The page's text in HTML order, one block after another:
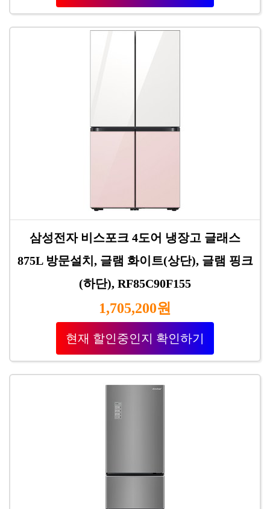
삼성전자 비스포크 4도어 냉장고 글래스
875L 방문설치, 글램 화이트(상단), 글램 핑크
(하단), RF85C90F155
1,705,200원
현재 할인중인지 확인하기